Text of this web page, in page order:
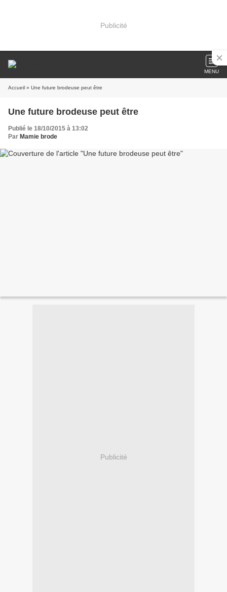
Publicité
MENU
Accueil » Une future brodeuse peut être
Une future brodeuse peut être
Publié le 18/10/2015 à 13:02
Par Mamie brode
Publicité